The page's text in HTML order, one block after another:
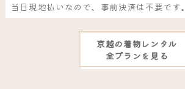
当日現地払いなので、事前決済は不要です。
京越の着物レンタル
全プランを見る